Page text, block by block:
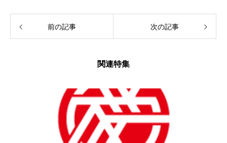
前の記事 次の記事
関連特集